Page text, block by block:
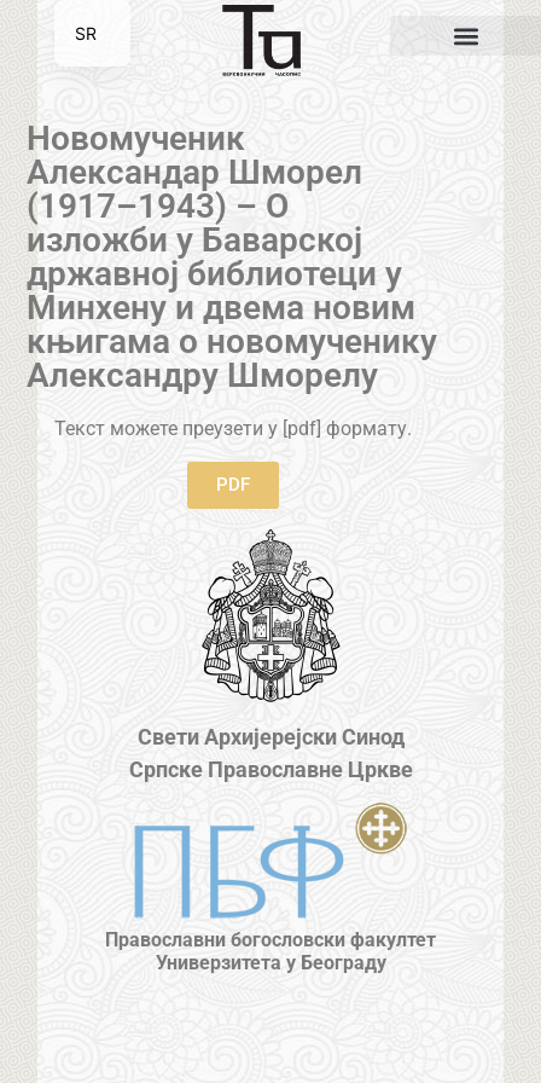
Новомученик
Александар Шморел
(1917–1943) – О
изложби у Баварској
државној библиотеци у
Минхену и двема новим
књигама о новомученику
Александру Шморелу
Текст можете преузети у [pdf] формату.
PDF
Свети Архијерејски Синод
Српске Православне Цркве
Православни богословски факултет
Универзитета у Београду
SR
EN